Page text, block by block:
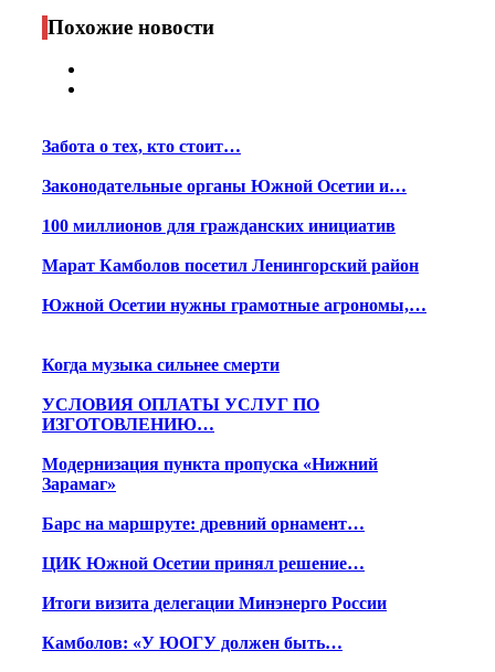
Print
Похожие новости
Забота о тех, кто стоит…
Законодательные органы Южной Осетии и…
100 миллионов для гражданских инициатив
Марат Камболов посетил Ленингорский район
Южной Осетии нужны грамотные агрономы,…
Когда музыка сильнее смерти
УСЛОВИЯ ОПЛАТЫ УСЛУГ ПО
ИЗГОТОВЛЕНИЮ…
Модернизация пункта пропуска «Нижний
Зарамаг»
Барс на маршруте: древний орнамент…
ЦИК Южной Осетии принял решение…
Итоги визита делегации Минэнерго России
Камболов: «У ЮОГУ должен быть…